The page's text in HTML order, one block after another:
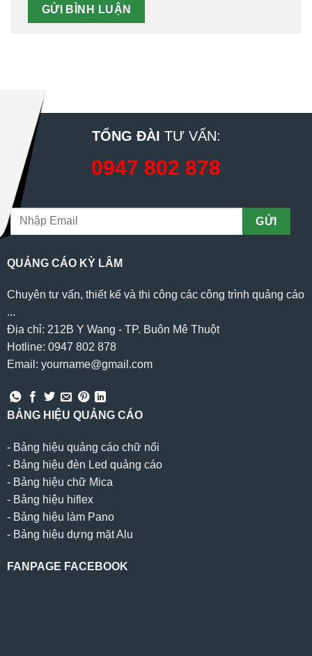
TỔNG ĐÀI TƯ VẤN:
0947 802 878
QUẢNG CÁO KỲ LÂM
Chuyên tư vấn, thiết kế và thi công các công trình quảng cáo
...
Địa chỉ: 212B Y Wang - TP. Buôn Mê Thuột
Hotline: 0947 802 878
Email: yourname@gmail.com
BẢNG HIỆU QUẢNG CÁO
- Bảng hiệu quảng cáo chữ nổi
- Bảng hiệu đèn Led quảng cáo
- Bảng hiệu chữ Mica
- Bảng hiệu hiflex
- Bảng hiệu làm Pano
- Bảng hiệu dựng mặt Alu
FANPAGE FACEBOOK